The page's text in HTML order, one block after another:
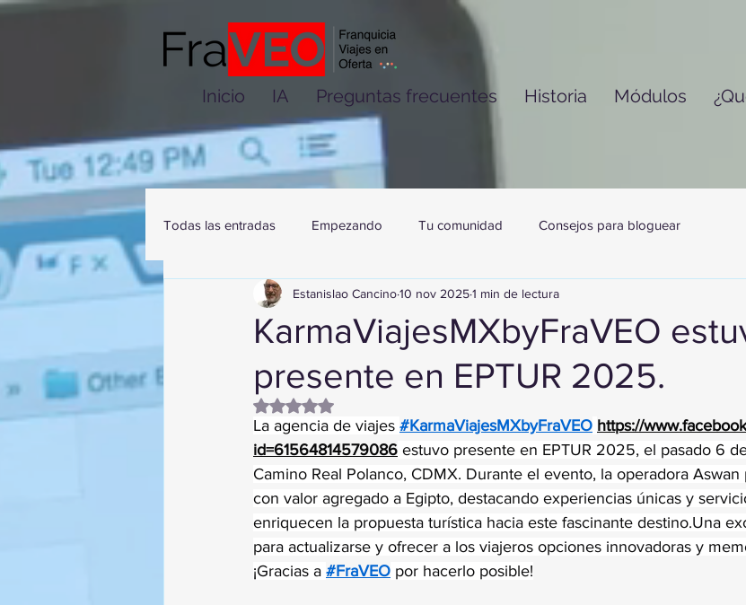
Inicio IA Preguntas frecuentes Historia Módulos
Todas las entradas Empezando Tu comunidad Consejos para bloguear
KarmaViajesMXbyFraVEO
presente en EPTUR 2025.
Estanislao Cancino10 nov 20251 min de lectura
Obtuvo NaN de 5 estrellas.
La agencia de viajes #KarmaViajesMXbyFraVEO https://
id=61564814579086 estuvo presente en EPTUR 2025, el pasado 6
Camino Real Polanco, CDMX. Durante el evento, la operadora
con valor agregado a Egipto, destacando experiencias únicas y
enriquecen la propuesta turística hacia este fascinante destino.Una
para actualizarse y ofrecer a los viajeros opciones innovadoras y
¡Gracias a #FraVEO por hacerlo posible!